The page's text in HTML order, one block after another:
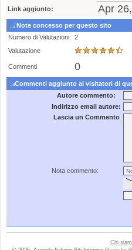
Link aggiunto: Apr
Note concesso per questo sito
Numero di Valutazioni: 2
Valutazione
Commenti 0
Commenti aggiunto ai visitatori di
Autore commento:
Indirizzo email autore:
Lascia un Commento
Nota commento:
Chi